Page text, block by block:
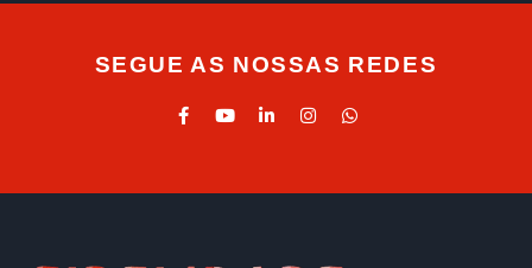
SEGUE AS NOSSAS REDES